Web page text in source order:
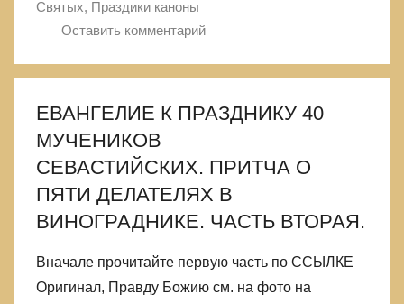
Святых, Праздики каноны
Оставить комментарий
ЕВАНГЕЛИЕ К ПРАЗДНИКУ 40
МУЧЕНИКОВ
СЕВАСТИЙСКИХ. ПРИТЧА О
ПЯТИ ДЕЛАТЕЛЯХ В
ВИНОГРАДНИКЕ. ЧАСТЬ ВТОРАЯ.
Вначале прочитайте первую часть по ССЫЛКЕ
Оригинал, Правду Божию см. на фото на